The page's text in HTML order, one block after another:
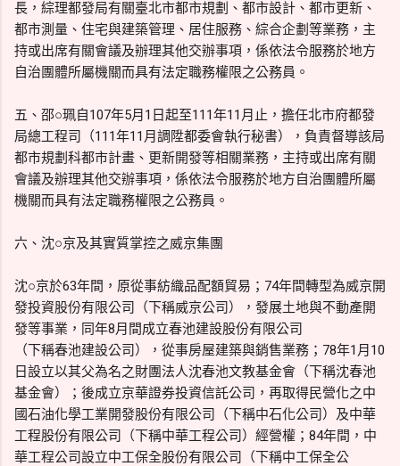
長，綜理都發局有關臺北市都市規劃、都市設計、都市更新、
都市測量、住宅與建築管理、居住服務、綜合企劃等業務，主
持或出席有關會議及辦理其他交辦事項，係依法令服務於地方
自治團體所屬機關而具有法定職務權限之公務員。
五、邵○珮自107年5月1日起至111年11月止，擔任北市府都發
局總工程司（111年11月調陞都委會執行秘書），負責督導該局
都市規劃科都市計畫、更新開發等相關業務，主持或出席有關
會議及辦理其他交辦事項，係依法令服務於地方自治團體所屬
機關而具有法定職務權限之公務員。
六、沈○京及其實質掌控之威京集團
沈○京於63年間，原從事紡織品配額貿易；74年間轉型為威京開
發投資股份有限公司（下稱威京公司），發展土地與不動產開
發等事業，同年8月間成立春池建設股份有限公司
（下稱春池建設公司），從事房屋建築與銷售業務；78年1月10
日設立以其父為名之財團法人沈春池文教基金會（下稱沈春池
基金會）；後成立京華證券投資信託公司，再取得民營化之中
國石油化學工業開發股份有限公司（下稱中石化公司）及中華
工程股份有限公司（下稱中華工程公司）經營權；84年間，中
華工程公司設立中工保全股份有限公司（下稱中工保全公